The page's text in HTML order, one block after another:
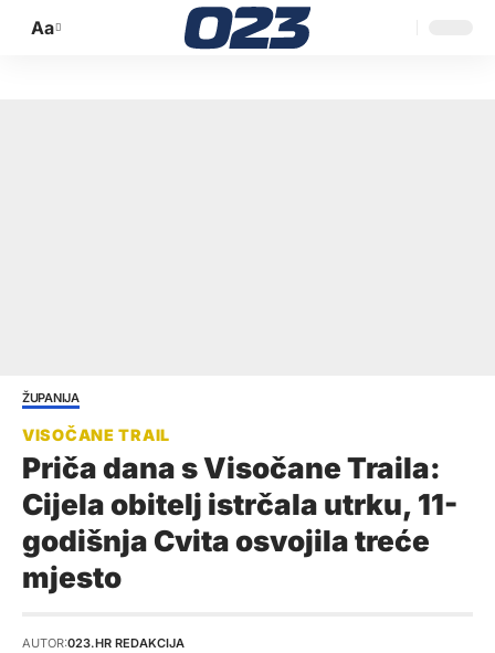
Promijeni
Aa
ŽUPANIJA
Priča dana s Visočane Traila:
Cijela obitelj istrčala utrku, 11-
godišnja Cvita osvojila treće
mjesto
AUTOR:023.HR REDAKCIJA